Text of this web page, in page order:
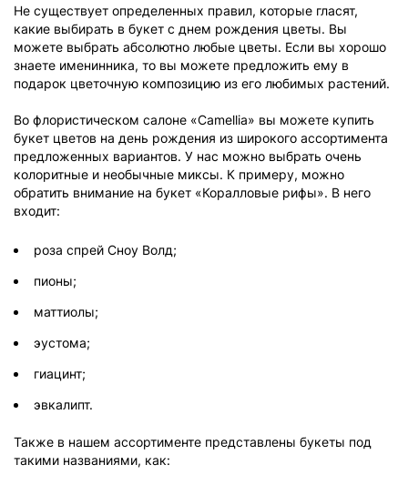
Не существует определенных правил, которые гласят,
какие выбирать в букет с днем рождения цветы. Вы
можете выбрать абсолютно любые цветы. Если вы хорошо
знаете именинника, то вы можете предложить ему в
подарок цветочную композицию из его любимых растений.
Во флористическом салоне «Camellia» вы можете купить
букет цветов на день рождения из широкого ассортимента
предложенных вариантов. У нас можно выбрать очень
колоритные и необычные миксы. К примеру, можно
обратить внимание на букет «Коралловые рифы». В него
входит:
роза спрей Сноу Волд;
пионы;
маттиолы;
эустома;
гиацинт;
эвкалипт.
Также в нашем ассортименте представлены букеты под
такими названиями, как: